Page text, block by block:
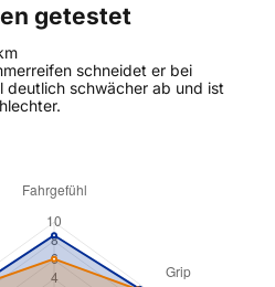
getestet
schneidet er bei
deutlich schwächer ab und ist